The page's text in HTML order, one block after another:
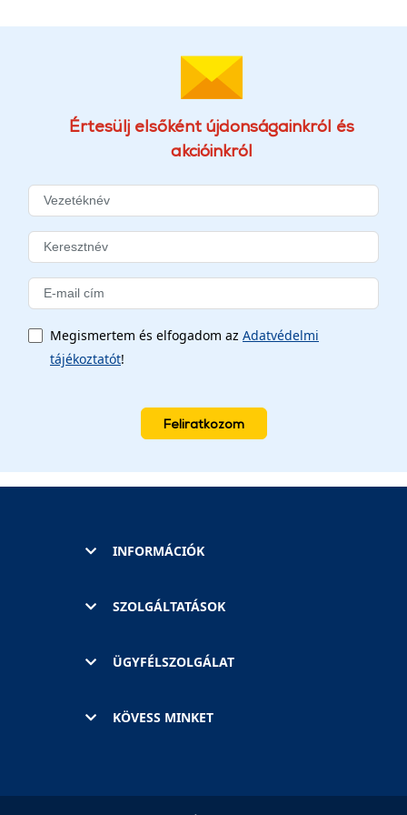
Értesülj elsőként újdonságainkról és
akcióinkról
Megismertem és elfogadom az Adatvédelmi
tájékoztatót!
Feliratkozom
INFORMÁCIÓK
SZOLGÁLTATÁSOK
ÜGYFÉLSZOLGÁLAT
KÖVESS MINKET